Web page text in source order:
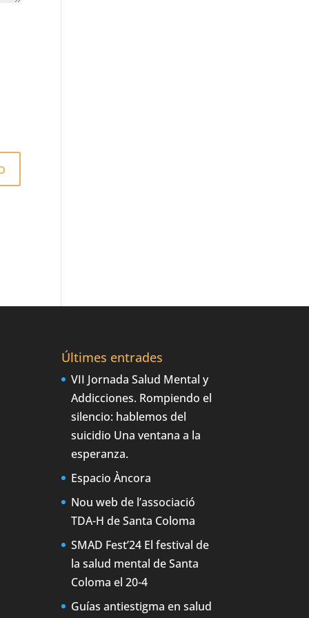
Últimes entrades
VII Jornada Salud Mental y
Addicciones. Rompiendo el
silencio: hablemos del
suicidio Una ventana a la
esperanza.
Espacio Àncora
Nou web de l’associació
TDA-H de Santa Coloma
SMAD Fest’24 El festival de
la salud mental de Santa
Coloma el 20-4
Guías antiestigma en salud